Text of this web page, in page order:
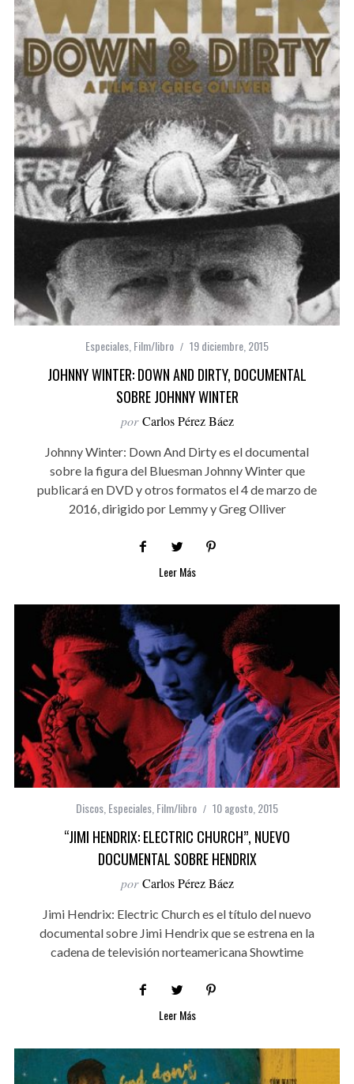
Especiales Film/libro 19 diciembre, 2015
JOHNNY WINTER: DOWN AND DIRTY, DOCUMENTAL
SOBRE JOHNNY WINTER
por Carlos Pérez Báez
Johnny Winter: Down And Dirty es el documental
sobre la figura del Bluesman Johnny Winter que
publicará en DVD y otros formatos el 4 de marzo de
2016, dirigido por Lemmy y Greg Olliver
Leer Más
Discos Especiales Film/libro 10 agosto, 2015
“JIMI HENDRIX: ELECTRIC CHURCH”, NUEVO
DOCUMENTAL SOBRE HENDRIX
por Carlos Pérez Báez
Jimi Hendrix: Electric Church es el título del nuevo
documental sobre Jimi Hendrix que se estrena en la
cadena de televisión norteamericana Showtime
Leer Más